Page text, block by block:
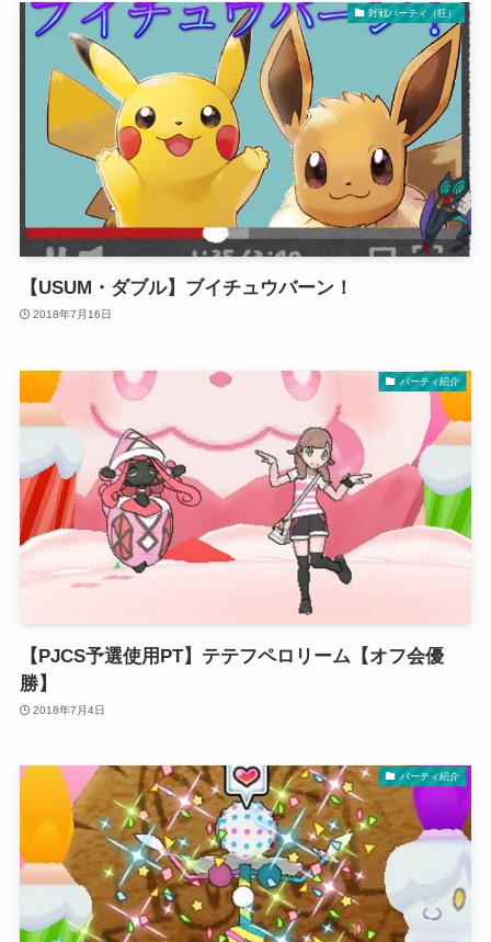
対戦パーティ（狂）
【USUM・ダブル】ブイチュウバーン！
2018年7月16日
パーティ紹介
【PJCS予選使用PT】テテフペロリーム【オフ会優
勝】
2018年7月4日
パーティ紹介